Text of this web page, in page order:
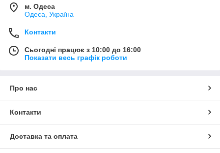
м. Одеса
Одеса, Україна
Контакти
Сьогодні працює з 10:00 до 16:00
Показати весь графік роботи
Про нас
Контакти
Доставка та оплата